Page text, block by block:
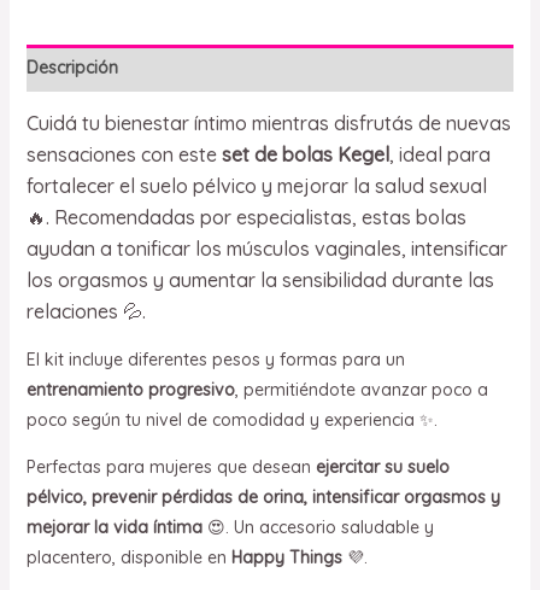
Descripción
Cuidá tu bienestar íntimo mientras disfrutás de nuevas
sensaciones con este set de bolas Kegel, ideal para
fortalecer el suelo pélvico y mejorar la salud sexual
🔥. Recomendadas por especialistas, estas bolas
ayudan a tonificar los músculos vaginales, intensificar
los orgasmos y aumentar la sensibilidad durante las
relaciones 💦.
El kit incluye diferentes pesos y formas para un
entrenamiento progresivo, permitiéndote avanzar poco a
poco según tu nivel de comodidad y experiencia ✨.
Perfectas para mujeres que desean ejercitar su suelo
pélvico, prevenir pérdidas de orina, intensificar orgasmos y
mejorar la vida íntima😍. Un accesorio saludable y
placentero, disponible en Happy Things💜.